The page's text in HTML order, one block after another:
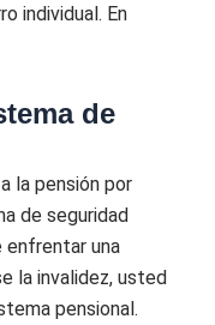
individual. En
de
la pensión por
de seguridad
enfrentar una
la invalidez, usted
pensional.